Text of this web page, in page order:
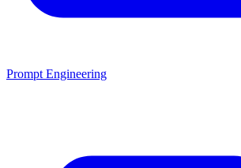
Prompt Engineering